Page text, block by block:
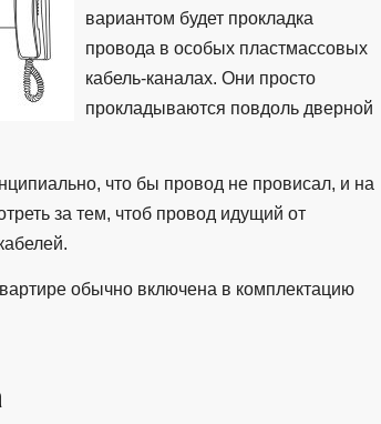
вариантом будет прокладка
провода в особых пластмассовых
кабель-каналах. Они просто
прокладываются повдоль дверной
что бы провод не провисал, и на
за тем, чтоб провод идущий от
обычно включена в комплектацию